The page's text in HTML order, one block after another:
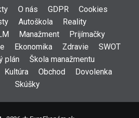
O nás GDPR
Cookies
Autoškola
Reality
Manažment
Prijímačky
Ekonomika Zdravie
SWOT
plán
Škola manažmentu
Kultúra Obchod
Dovolenka
Skúšky